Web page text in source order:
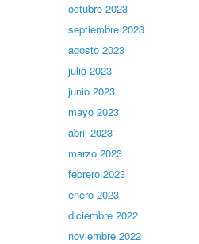
octubre 2023
septiembre 2023
agosto 2023
julio 2023
junio 2023
mayo 2023
abril 2023
marzo 2023
febrero 2023
enero 2023
diciembre 2022
noviembre 2022